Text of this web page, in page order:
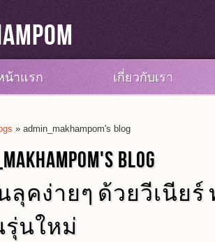
น้าแรก เกี่ยวกับเรา
Here
» admin_makhampom's blog
BLOG
ลุคง่ายๆ ด้วยวีเนีย
นใหม่